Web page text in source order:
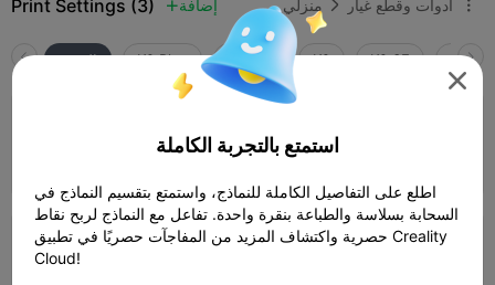
Print Settings (3)  إضافة منزلي  أدوات وقطع غيار 
الجميع K2 Plus K2 Pro K2 K2 SE
21m 39s  1 plates
طبقة 0.16 ملم، جداران، تعبئة 15%

استمتع بالتجربة الكاملة
اطلع على التفاصيل الكاملة للنماذج، واستمتع بتقسيم النماذج في
السحابة بسلاسة والطباعة بنقرة واحدة. تفاعل مع النماذج لربح نقاط
حصرية واكتشاف المزيد من المفاجآت حصريًا في تطبيق Creality
Cloud!